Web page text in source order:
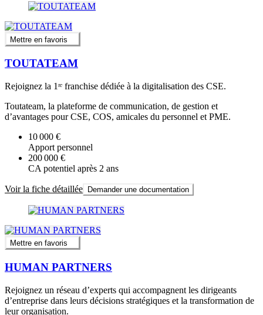
Mettre en favoris
TOUTATEAM
Rejoignez la 1ʳᵉ franchise dédiée à la digitalisation des CSE.
Toutateam, la plateforme de communication, de gestion et
d’avantages pour CSE, COS, amicales du personnel et PME.
10 000 €
Apport personnel
200 000 €
CA potentiel après 2 ans
Voir la fiche détaillée Demander une documentation
Mettre en favoris
HUMAN PARTNERS
Rejoignez un réseau d’experts qui accompagnent les dirigeants
d’entreprise dans leurs décisions stratégiques et la transformation de
leur organisation.